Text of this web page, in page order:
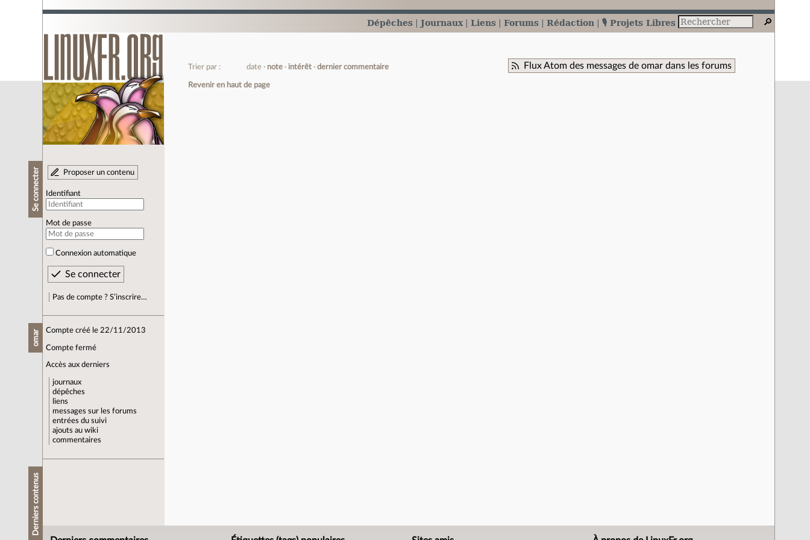
Dépêches Journaux Liens Forums Rédaction 🎙️ Projets Libres
Se connecter Proposer un contenu
Identifiant
Mot de passe
Connexion automatique
Pas de compte ? S’inscrire…
omar Compte créé le 22/11/2013
Compte fermé
Accès aux derniers
journaux
dépêches
liens
messages sur les forums
entrées du suivi
ajouts au wiki
commentaires
Derniers contenus
Flux Atom des messages de omar dans les forums
Trier par : date note intérêt dernier commentaire
Revenir en haut de page